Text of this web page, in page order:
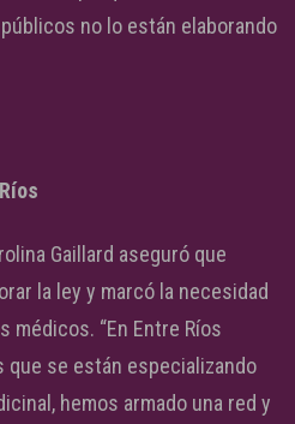
no lo están elaborando
Gaillard aseguró que
la ley y marcó la necesidad
médicos. “En Entre Ríos
se están especializando
hemos armado una red y